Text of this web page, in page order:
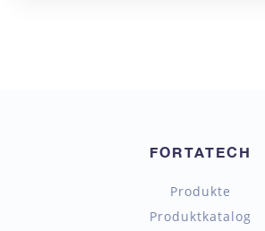
FORTATECH
Produkte
Produktkatalog